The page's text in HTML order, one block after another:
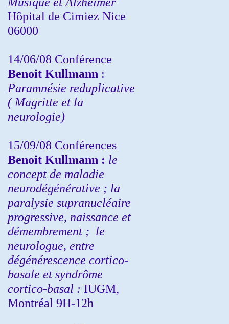
Hôpital de Cimiez Nice
06000
14/06/08 Conférence
Benoit Kullmann :
Paramnésie reduplicative
( Magritte et la
neurologie)
15/09/08 Conférences
Benoit Kullmann : le
concept de maladie
neurodégénérative ; la
paralysie supranucléaire
progressive, naissance et
démembrement ; le
neurologue, entre
dégénérescence cortico-
basale et syndrôme
cortico-basal : IUGM,
Montréal 9H-12h